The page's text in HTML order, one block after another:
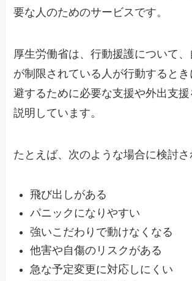
要な人のためのサービスです。
厚生労働省は、行動援護について
が制限されている人が行動するとき
避するために必要な支援や外出支援
説明しています。
たとえば、次のような場合に検討さ
飛び出しがある
パニックになりやすい
強いこだわりで動けなくなる
他害や自傷のリスクがある
急な予定変更に対応しにくい